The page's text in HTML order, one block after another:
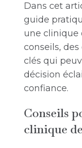
Dans cet
guide
une clinique
conseils,
clés qui
décision
confiance.
Conseils
clinique